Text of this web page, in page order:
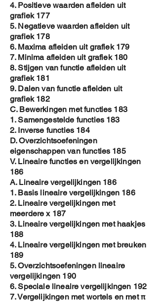
4. Positieve waarden afleiden uit
grafiek 177
5. Negatieve waarden afleiden uit
grafiek 178
6. Maxima afleiden uit grafiek 179
7. Minima afleiden uit grafiek 180
8. Stijgen van functie afleiden uit
grafiek 181
9. Dalen van functie afleiden uit
grafiek 182
C. Bewerkingen met functies 183
1. Samengestelde functies 183
2. Inverse functies 184
D. Overzichtsoefeningen
eigenschappen van functies 185
V. Lineaire functies en vergelijkingen
186
A. Lineaire vergelijkingen 186
1. Basis lineaire vergelijkingen 186
2. Lineaire vergelijkingen met
meerdere x 187
3. Lineaire vergelijkingen met haakjes
188
4. Lineaire vergelijkingen met breuken
189
5. Overzichtsoefeningen lineaire
vergelijkingen 190
6. Speciale lineaire vergelijkingen 192
7. Vergelijkingen met wortels en met π